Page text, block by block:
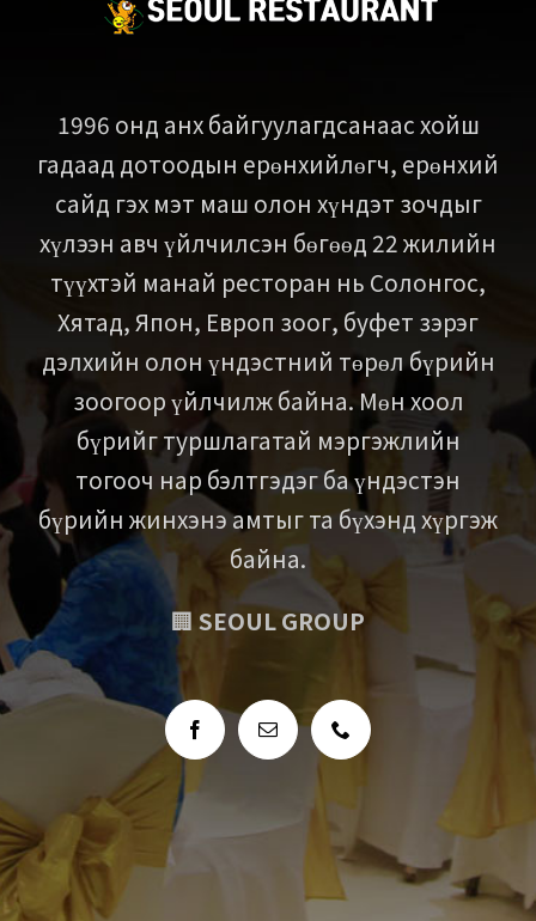
1996 онд анх байгуулагдсанаас хойш
гадаад дотоодын ерөнхийлөгч, ерөнхий
сайд гэх мэт маш олон хүндэт зочдыг
хүлээн авч үйлчилсэн бөгөөд 22 жилийн
түүхтэй манай ресторан нь Солонгос,
Хятад, Япон, Европ зоог, буфет зэрэг
дэлхийн олон үндэстний төрөл бүрийн
зоогоор үйлчилж байна. Мөн хоол
бүрийг туршлагатай мэргэжлийн
тогооч нар бэлтгэдэг ба үндэстэн
бүрийн жинхэнэ амтыг та бүхэнд хүргэж
байна.
🏢SEOUL GROUP